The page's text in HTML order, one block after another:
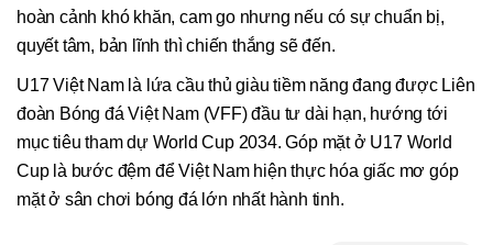
hoàn cảnh khó khăn, cam go nhưng nếu có sự chuẩn bị,
quyết tâm, bản lĩnh thì chiến thắng sẽ đến.
U17 Việt Nam là lứa cầu thủ giàu tiềm năng đang được Liên
đoàn Bóng đá Việt Nam (VFF) đầu tư dài hạn, hướng tới
mục tiêu tham dự World Cup 2034. Góp mặt ở U17 World
Cup là bước đệm để Việt Nam hiện thực hóa giấc mơ góp
mặt ở sân chơi bóng đá lớn nhất hành tinh.